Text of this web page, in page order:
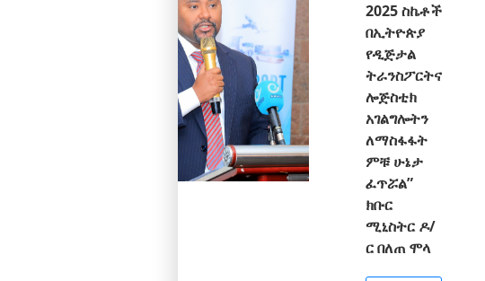
2025 ስኬቶች
በኢትዮጵያ
የዲጅታል
ትራንስፖርትና
ሎጅስቲክ
አገልግሎትን
ለማስፋፋት
ምቹ ሁኔታ
ፈጥሯል”
ክቡር
ሚኒስትር ዶ/
ር በለጠ ሞላ